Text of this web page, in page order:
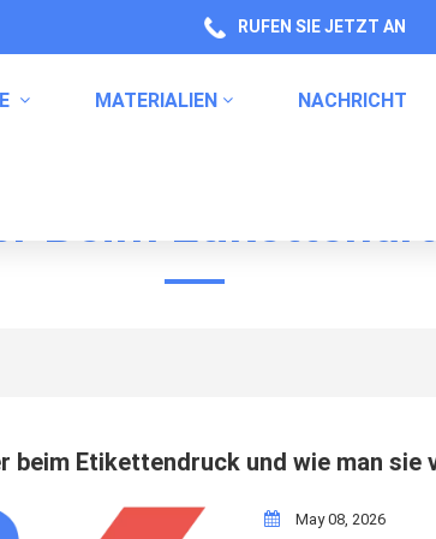
RUFEN SIE JETZT AN
MATERIALIEN NACHRICHT
Beim
beim Etikettendruck und wie man sie
May 08, 2026